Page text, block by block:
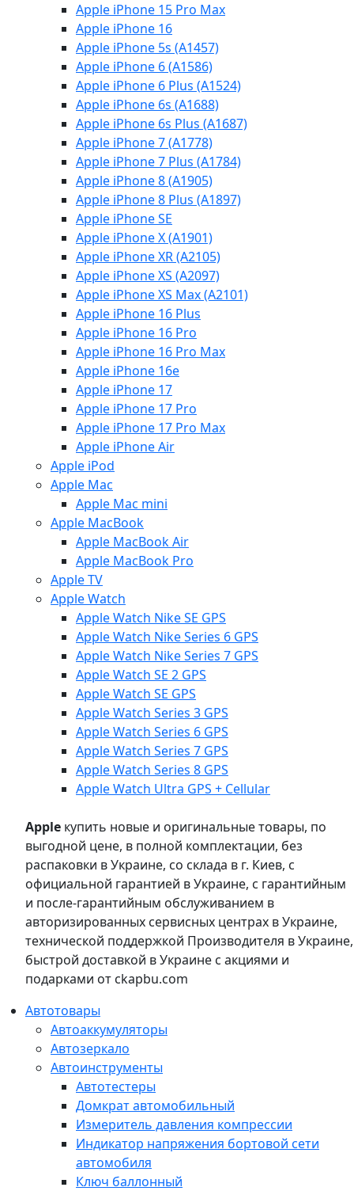
Apple iPhone 15 Pro Max
Apple iPhone 16
Apple iPhone 5s (A1457)
Apple iPhone 6 (A1586)
Apple iPhone 6 Plus (A1524)
Apple iPhone 6s (A1688)
Apple iPhone 6s Plus (A1687)
Apple iPhone 7 (A1778)
Apple iPhone 7 Plus (A1784)
Apple iPhone 8 (A1905)
Apple iPhone 8 Plus (A1897)
Apple iPhone SE
Apple iPhone X (A1901)
Apple iPhone XR (A2105)
Apple iPhone XS (A2097)
Apple iPhone XS Max (A2101)
Apple iPhone 16 Plus
Apple iPhone 16 Pro
Apple iPhone 16 Pro Max
Apple iPhone 16e
Apple iPhone 17
Apple iPhone 17 Pro
Apple iPhone 17 Pro Max
Apple iPhone Air
Apple iPod
Apple Mac
Apple Mac mini
Apple MacBook
Apple MacBook Air
Apple MacBook Pro
Apple TV
Apple Watch
Apple Watch Nike SE GPS
Apple Watch Nike Series 6 GPS
Apple Watch Nike Series 7 GPS
Apple Watch SE 2 GPS
Apple Watch SE GPS
Apple Watch Series 3 GPS
Apple Watch Series 6 GPS
Apple Watch Series 7 GPS
Apple Watch Series 8 GPS
Apple Watch Ultra GPS + Cellular
Apple купить новые и оригинальные товары, по
выгодной цене, в полной комплектации, без
распаковки в Украине, со склада в г. Киев, с
официальной гарантией в Украине, с гарантийным
и после-гарантийным обслуживанием в
авторизированных сервисных центрах в Украине,
технической поддержкой Производителя в Украине,
быстрой доставкой в Украине с акциями и
подарками от ckapbu.com
Автотовары
Автоаккумуляторы
Автозеркало
Автоинструменты
Автотестеры
Домкрат автомобильный
Измеритель давления компрессии
Индикатор напряжения бортовой сети
автомобиля
Ключ баллонный